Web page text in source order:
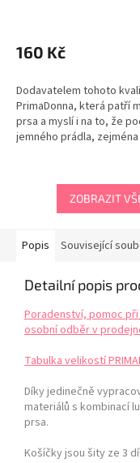
produktu
je
z
5
hvězdiček.
160 Kč
Dodavatelem tohoto
PrimaDonna, která patří
prsa a myslí i na to, že
jemného prádla,
ZOBRAZIT
Popis Související
Detailní popis
Poradenství, pomoc
osobní odběr v
Tabulka velikostí
Díky jedinečně
materiálů s kombinací
prsa.
Košíčky jsou šity ze 3